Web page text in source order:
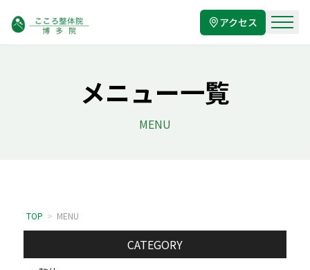
アクセス
メニュー一覧
MENU
TOP > MENU
CATEGORY